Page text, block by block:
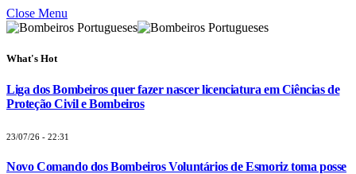
Close Menu
What's Hot
Liga dos Bombeiros quer fazer nascer licenciatura em Ciências de
Proteção Civil e Bombeiros
23/07/26 - 22:31
Novo Comando dos Bombeiros Voluntários de Esmoriz toma posse